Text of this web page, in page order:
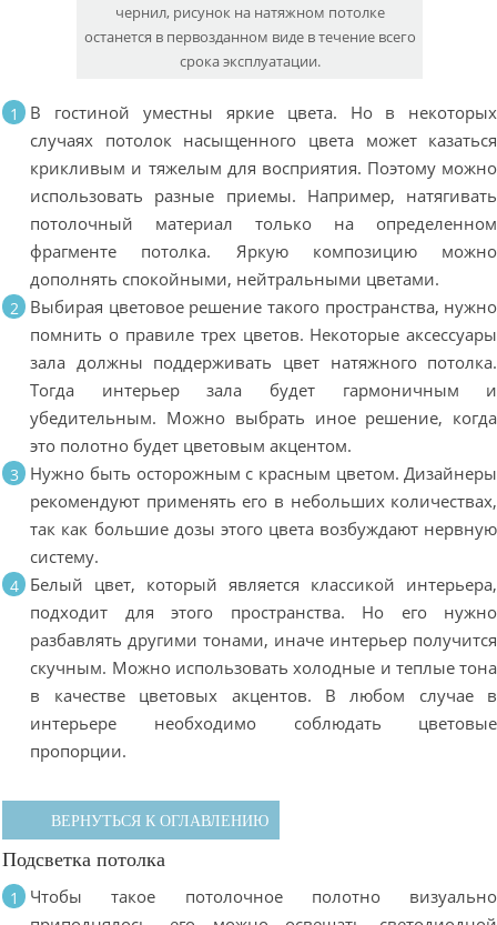
чернил, рисунок на натяжном потолке
останется в первозданном виде в течение всего
срока эксплуатации.
В гостиной уместны яркие цвета. Но в некоторых
случаях потолок насыщенного цвета может казаться
крикливым и тяжелым для восприятия. Поэтому можно
использовать разные приемы. Например, натягивать
потолочный материал только на определенном
фрагменте потолка. Яркую композицию можно
дополнять спокойными, нейтральными цветами.
Выбирая цветовое решение такого пространства, нужно
помнить о правиле трех цветов. Некоторые аксессуары
зала должны поддерживать цвет натяжного потолка.
Тогда интерьер зала будет гармоничным и
убедительным. Можно выбрать иное решение, когда
это полотно будет цветовым акцентом.
Нужно быть осторожным с красным цветом. Дизайнеры
рекомендуют применять его в небольших количествах,
так как большие дозы этого цвета возбуждают нервную
систему.
Белый цвет, который является классикой интерьера,
подходит для этого пространства. Но его нужно
разбавлять другими тонами, иначе интерьер получится
скучным. Можно использовать холодные и теплые тона
в качестве цветовых акцентов. В любом случае в
интерьере необходимо соблюдать цветовые
пропорции.
ВЕРНУТЬСЯ К ОГЛАВЛЕНИЮ
Подсветка потолка
Чтобы такое потолочное полотно визуально